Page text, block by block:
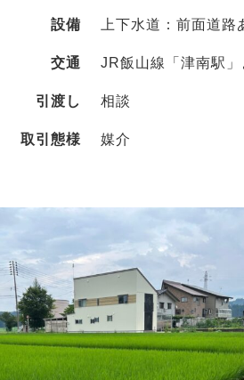
設備 上下水道：前面道
交通 JR飯山線「津南駅
引渡し 相談
取引態様 媒介